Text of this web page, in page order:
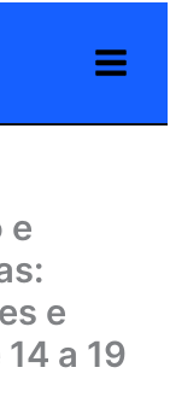
e
e
a 19